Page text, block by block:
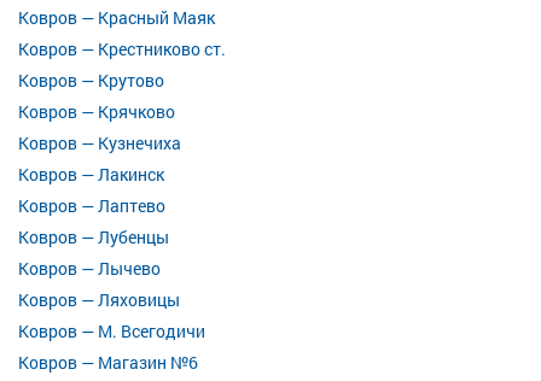
Ковров — Красный Маяк
Ковров — Крестниково ст.
Ковров — Крутово
Ковров — Крячково
Ковров — Кузнечиха
Ковров — Лакинск
Ковров — Лаптево
Ковров — Лубенцы
Ковров — Лычево
Ковров — Ляховицы
Ковров — М. Всегодичи
Ковров — Магазин №6